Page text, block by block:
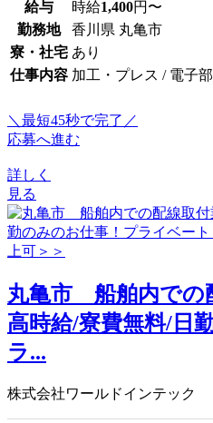
給与 時給1,400円〜
勤務地
香川県 丸亀市
寮・社宅 あり
仕事内容 加工・プレス / 電子
＼最短45秒で完了／
応募へ進む
詳しく
見る
丸亀市 船舶内での
高時給/寮費無料/日
ラ...
株式会社ワールドインテック